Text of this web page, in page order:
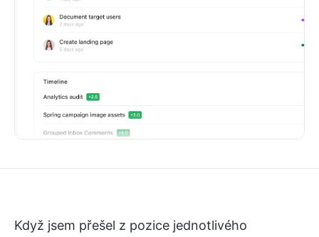
Když jsem přešel z pozice jednotlivého